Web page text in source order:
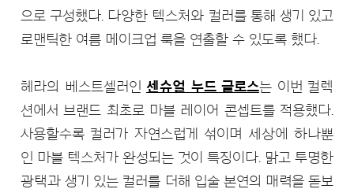
으로 구성했다. 다양한 텍스처와 컬러를 통해 생기 있고
로맨틱한 여름 메이크업 룩을 연출할 수 있도록 했다.
헤라의 베스트셀러인 센슈얼 누드 글로스는 이번 컬렉
션에서 브랜드 최초로 마블 레이어 콘셉트를 적용했다.
사용할수록 컬러가 자연스럽게 섞이며 세상에 하나뿐
인 마블 텍스처가 완성되는 것이 특징이다. 맑고 투명한
광택과 생기 있는 컬러를 더해 입술 본연의 매력을 돋보